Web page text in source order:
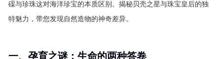
磲与珍珠这对海洋珍宝的本质区别。揭秘贝壳之星与珠宝皇后的独
特魅力，带您发现自然造物的神奇差异。
一、孕育之谜：生命的两种答卷